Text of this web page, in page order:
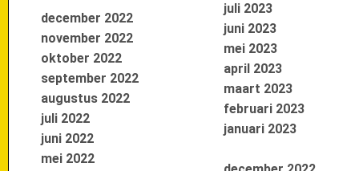
december 2022
november 2022
oktober 2022
september 2022
augustus 2022
juli 2022
juni 2022
mei 2022
juli 2023
juni 2023
mei 2023
april 2023
maart 2023
februari 2023
januari 2023